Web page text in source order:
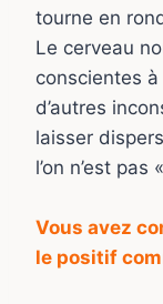
tourne en
Le cerveau
conscientes
d’autres
laisser
l’on n’est pas
Vous avez
le positif